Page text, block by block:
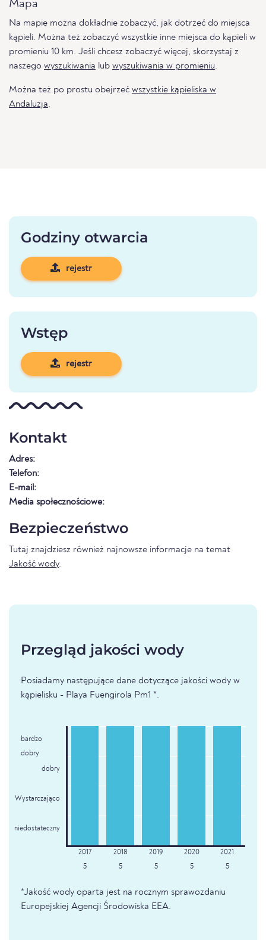
Mapa
Na mapie można dokładnie zobaczyć, jak dotrzeć do miejsca
kąpieli. Można też zobaczyć wszystkie inne miejsca do kąpieli w
promieniu 10 km. Jeśli chcesz zobaczyć więcej, skorzystaj z
naszego wyszukiwania lub wyszukiwania w promieniu.
Można też po prostu obejrzeć wszystkie kąpieliska w
Andaluzja.
Godziny otwarcia
rejestr
Wstęp
rejestr
Kontakt
Adres:
Telefon:
E-mail:
Media społecznościowe:
Bezpieczeństwo
Tutaj znajdziesz również najnowsze informacje na temat
Jakość wody.
Przegląd jakości wody
Posiadamy następujące dane dotyczące jakości wody w
kąpielisku - Playa Fuengirola Pm1 *.
bardzo
dobry
dobry
Wystarczająco
niedostateczny
5 5 5 5 5
*Jakość wody oparta jest na rocznym sprawozdaniu
Europejskiej Agencji Środowiska EEA.